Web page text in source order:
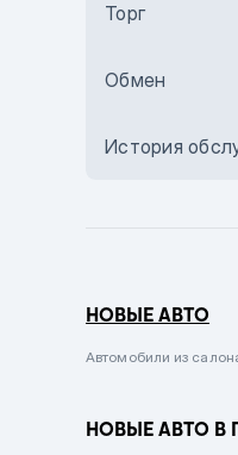
Бежевый
Сиреневый
Вишневый
Торг
Обмен
История
НОВЫЕ АВТО
Автомобили из
НОВЫЕ АВТО В